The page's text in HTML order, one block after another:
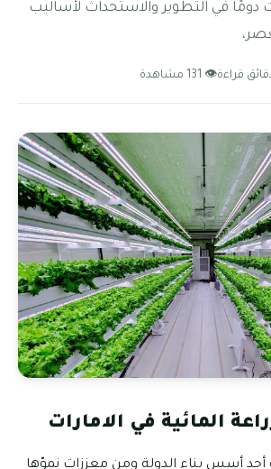
دومًا في التطوير والاستحداث لأساليب
👁 131 مشاهدة
المائية في الامارات
أحد أسس بناء الدولة ومن معززات نموّها